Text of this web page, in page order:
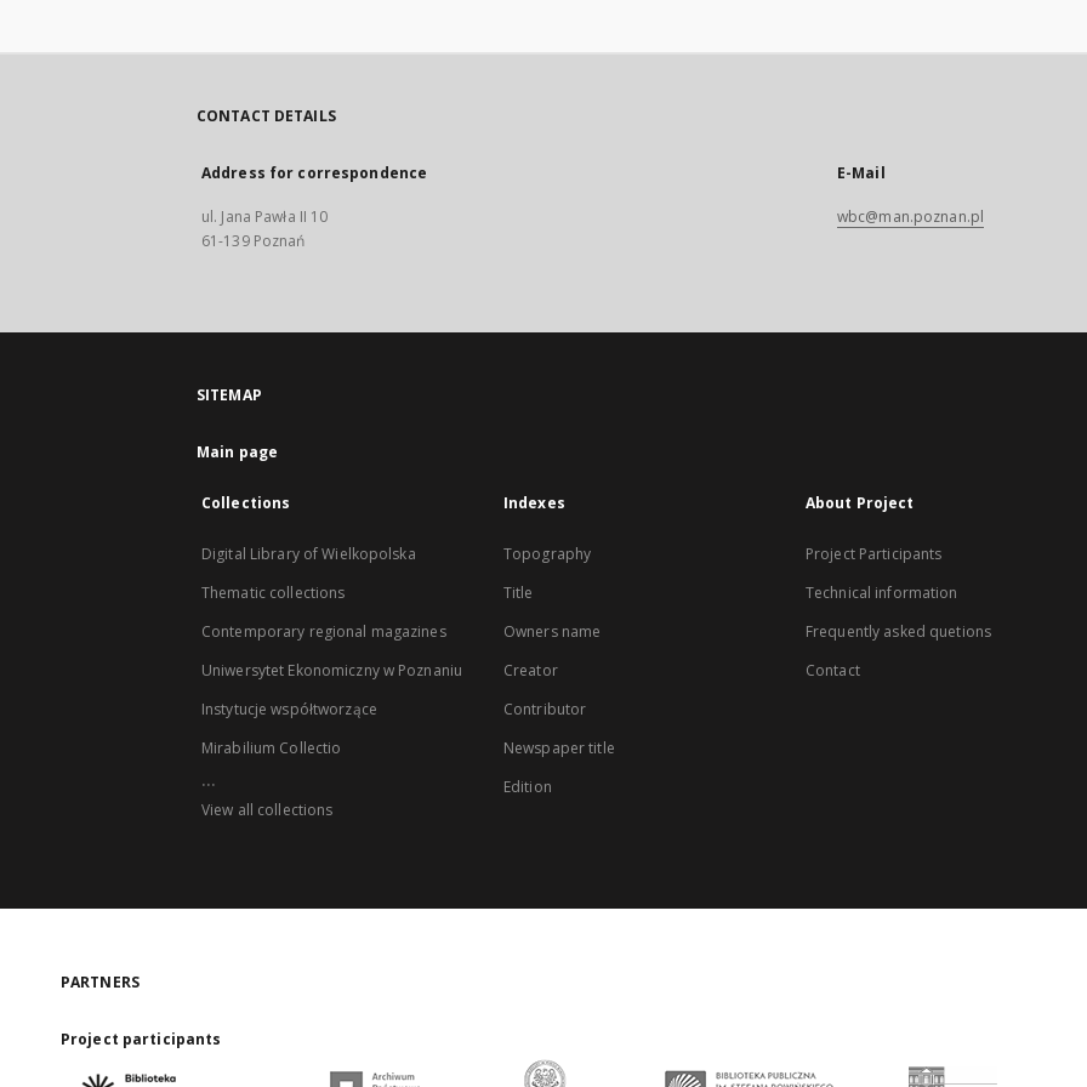
CONTACT DETAILS
Address for correspondence
ul. Jana Pawła II 10
61-139 Poznań
E-Mail
wbc@man.poznan.pl
SITEMAP
Main page
Collections
Digital Library of Wielkopolska
Thematic collections
Contemporary regional magazines
Uniwersytet Ekonomiczny w Poznaniu
Instytucje współtworzące
Mirabilium Collectio
...
View all collections
Indexes
Topography
Title
Owners name
Creator
Contributor
Newspaper title
Edition
About Project
Project Participants
Technical information
Frequently asked quetions
Contact
PARTNERS
Project participants